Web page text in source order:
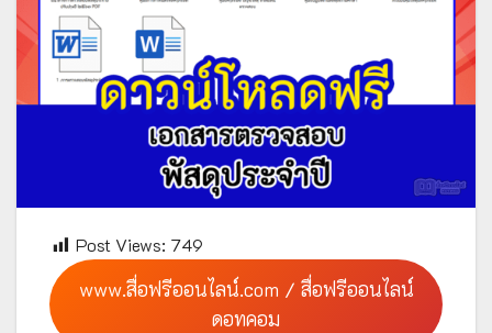
Post Views: 749
www.สื่อฟรีออนไลน์.com / สื่อฟรีออนไลน์
ดอทคอม